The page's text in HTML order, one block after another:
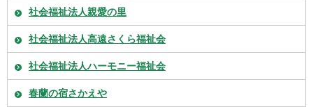
社会福祉法人親愛の里
社会福祉法人高遠さくら福祉会
社会福祉法人ハーモニー福祉会
春蘭の宿さかえや